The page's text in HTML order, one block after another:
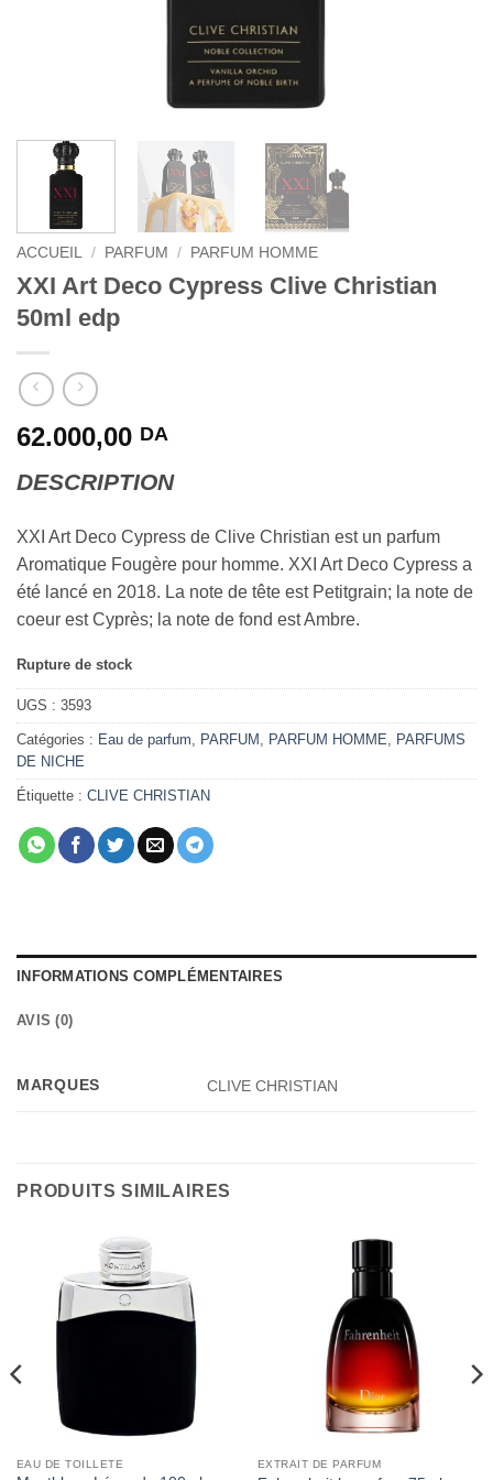
ACCUEIL / PARFUM / PARFUM HOMME
XXI Art Deco Cypress Clive Christian
50ml edp
62.000,00 DA
DESCRIPTION
XXI Art Deco Cypress de Clive Christian est un parfum
Aromatique Fougère pour homme. XXI Art Deco Cypress a
été lancé en 2018. La note de tête est Petitgrain; la note de
coeur est Cyprès; la note de fond est Ambre.
Rupture de stock
UGS : 3593
Catégories : Eau de parfum PARFUM PARFUM HOMME
PARFUMS
DE NICHE
Étiquette : CLIVE CHRISTIAN
INFORMATIONS COMPLÉMENTAIRES
AVIS (0)
MARQUES CLIVE CHRISTIAN
PRODUITS SIMILAIRES
EAU DE TOILLETE EXTRAIT DE PARFUM